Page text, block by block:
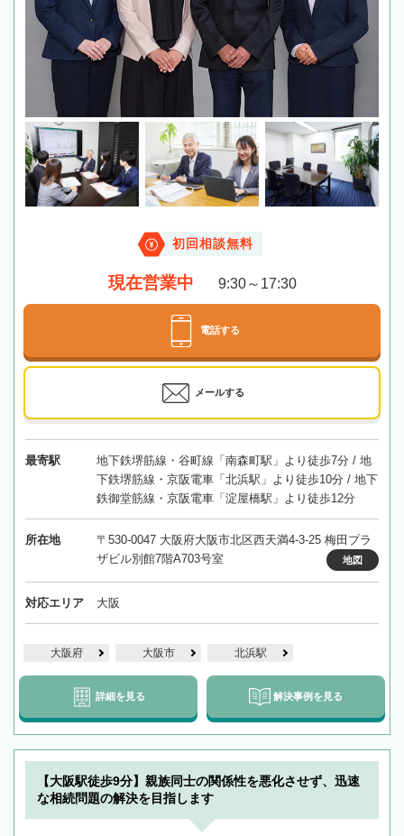
初回相談無料
現在営業中 9:30～17:30
電話する
メールする
最寄駅
地下鉄堺筋線・谷町線「南森町駅」より徒歩7分 / 地
下鉄堺筋線・京阪電車「北浜駅」より徒歩10分 / 地下
鉄御堂筋線・京阪電車「淀屋橋駅」より徒歩12分
所在地
〒530-0047 大阪府大阪市北区西天満4-3-25 梅田プラ
ザビル別館7階A703号室
地図
対応エリア 大阪
大阪府 大阪市 北浜駅
詳細を見る 解決事例を見る
【大阪駅徒歩9分】親族同士の関係性を悪化させず、迅速
な相続問題の解決を目指します